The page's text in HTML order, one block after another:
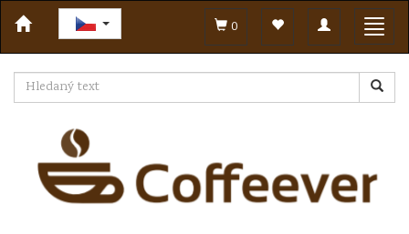
Toggle
navigation
0